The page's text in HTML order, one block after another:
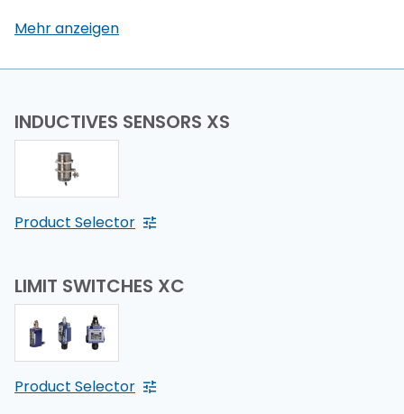
Mehr anzeigen
INDUCTIVES SENSORS XS
Product Selector
LIMIT SWITCHES XC
Product Selector